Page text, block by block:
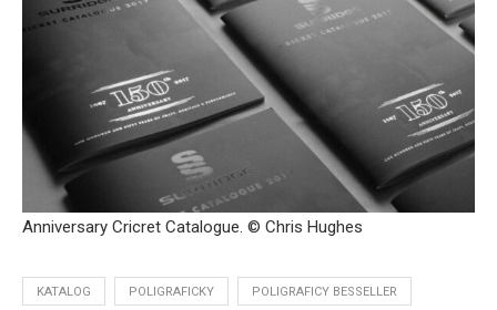
Anniversary Cricret Catalogue. © Chris Hughes
KATALOG POLIGRAFICKY POLIGRAFICY BESSELLER